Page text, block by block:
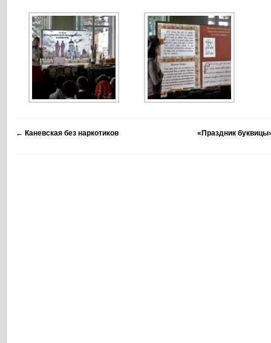
← Каневская без наркотиков «Праздник